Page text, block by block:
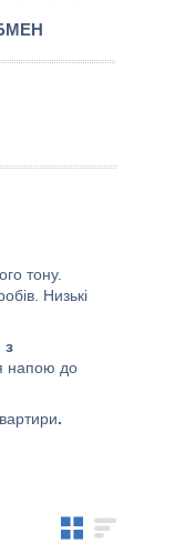
тону.
Низькі
з
напою до
.